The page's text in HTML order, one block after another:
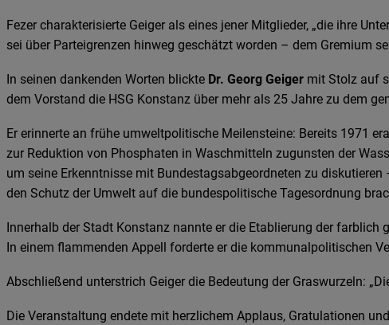
Fezer charakterisierte Geiger als eines jener Mitglieder, „die ihre
sei über Parteigrenzen hinweg geschätzt worden – dem Gremium
In seinen dankenden Worten blickte Dr. Georg Geiger mit Stolz auf
dem Vorstand die HSG Konstanz über mehr als 25 Jahre zu dem
Er erinnerte an frühe umweltpolitische Meilensteine: Bereits 1971
zur Reduktion von Phosphaten in Waschmitteln zugunsten der
um seine Erkenntnisse mit Bundestagsabgeordneten zu
den Schutz der Umwelt auf die bundespolitische Tagesordnung
Innerhalb der Stadt Konstanz nannte er die Etablierung der
In einem flammenden Appell forderte er die kommunalpolitischen
Abschließend unterstrich Geiger die Bedeutung der Graswurzeln:
Die Veranstaltung endete mit herzlichem Applaus, Gratulationen